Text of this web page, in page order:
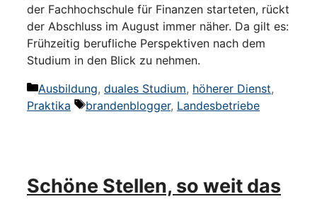
der Fachhochschule für Finanzen starteten, rückt
der Abschluss im August immer näher. Da gilt es:
Frühzeitig berufliche Perspektiven nach dem
Studium in den Blick zu nehmen.
Kategorien
Ausbildung, duales Studium, höherer Dienst,
Praktika
Schlagwörter
brandenblogger, Landesbetriebe
Schöne Stellen, so weit das